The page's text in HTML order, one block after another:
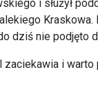
i służył
Kraskowa.
dziś nie podjęto
zaciekawia i